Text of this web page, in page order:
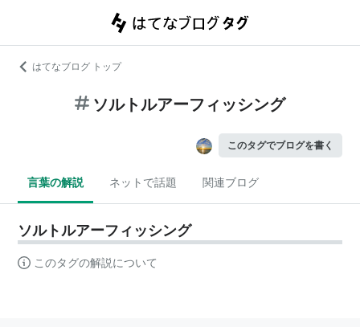
はてなブログ トップ
ソルトルアーフィッシング
このタグでブログを書く
言葉の解説 ネットで話題 関連ブログ
ソルトルアーフィッシング
このタグの解説について